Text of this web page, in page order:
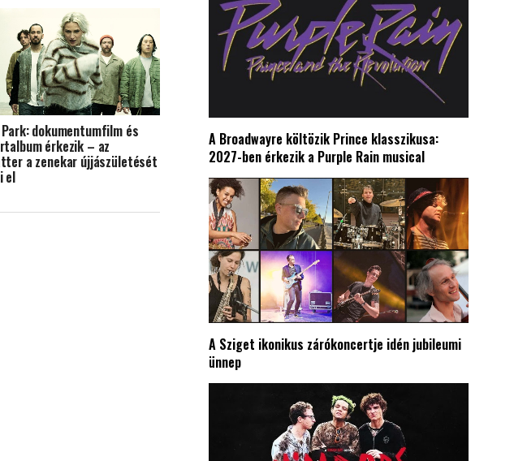
dokumentumfilm és
érkezik – az
a zenekar újjászületését
el
A Broadwayre költözik Prince klasszikusa:
2027-ben érkezik a Purple Rain musical
A Sziget ikonikus zárókoncertje idén jubileumi
ünnep